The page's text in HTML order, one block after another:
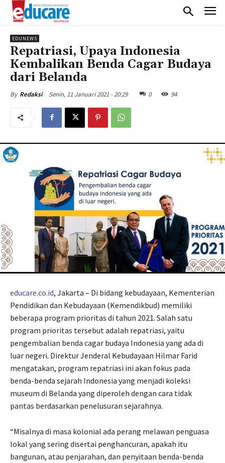
EDUNEWS
Repatriasi, Upaya Indonesia
Kembalikan Benda Cagar Budaya
dari Belanda
By Redaksi Senin, 11 Januari 2021 - 20:29 0 94
educare.co.id, Jakarta – Di bidang kebudayaan, Kementerian
Pendidikan dan Kebudayaan (Kemendikbud) memiliki
beberapa program prioritas di tahun 2021. Salah satu
program prioritas tersebut adalah repatriasi, yaitu
pengembalian benda cagar budaya Indonesia yang ada di
luar negeri. Direktur Jenderal Kebudayaan Hilmar Farid
mengatakan, program repatriasi ini akan fokus pada
benda-benda sejarah Indonesia yang menjadi koleksi
museum di Belanda yang diperoleh dengan cara tidak
pantas berdasarkan penelusuran sejarahnya.
“Misalnya di masa kolonial ada perang melawan penguasa
lokal yang sering disertai penghancuran, apakah itu
bangunan, atau penjarahan, dan penyitaan benda-benda